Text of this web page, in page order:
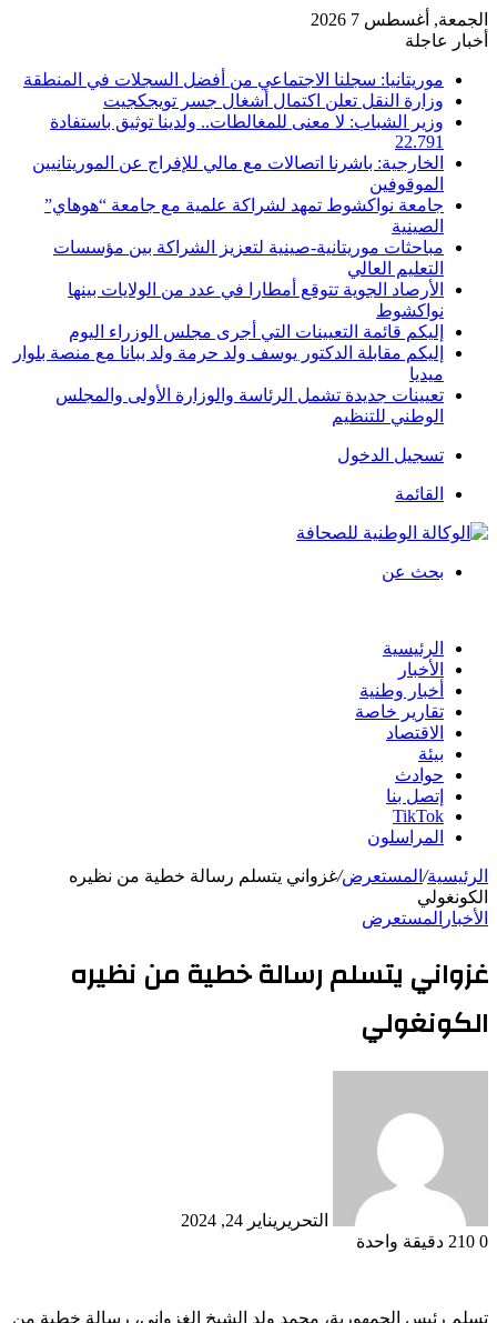
الجمعة, أغسطس 7 2026
أخبار عاجلة
موريتانيا: سجلنا الاجتماعي من أفضل السجلات في المنطقة
وزارة النقل تعلن اكتمال أشغال جسر تويجكجيت
وزير الشباب: لا معنى للمغالطات.. ولدينا توثيق باستفادة
22.791
الخارجية: باشرنا اتصالات مع مالي للإفراج عن الموريتانيين
الموقوفين
جامعة نواكشوط تمهد لشراكة علمية مع جامعة “هوهاي”
الصينية
مباحثات موريتانية-صينية لتعزيز الشراكة بين مؤسسات
التعليم العالي
الأرصاد الجوية تتوقع أمطارا في عدد من الولايات بينها
نواكشوط
إليكم قائمة التعيينات التي أجرى مجلس الوزراء اليوم
إليكم مقابلة الدكتور يوسف ولد حرمة ولد ببانا مع منصة بلوار
ميديا
تعيينات جديدة تشمل الرئاسة والوزارة الأولى والمجلس
الوطني للتنظيم
تسجيل الدخول
القائمة
بحث عن
الرئيسية
الأخبار
أخبار وطنية
تقارير خاصة
الاقتصاد
بيئة
حوادث
إتصل بنا
TikTok
المراسلون
الرئيسية/ المستعرض/غزواني يتسلم رسالة خطية من نظيره
الكونغولي
الأخبار المستعرض
غزواني يتسلم رسالة خطية من نظيره
الكونغولي
التحرير يناير 24, 2024
0
دقيقة واحدة
تسلم رئيس الجمهورية، محمد ولد الشيخ الغزواني، رسالة خطية من